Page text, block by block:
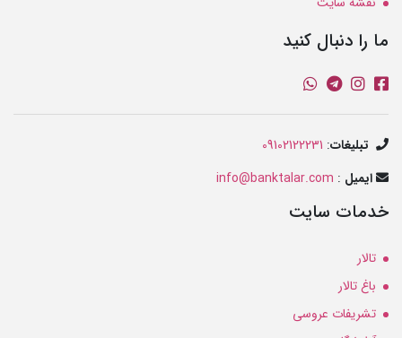
ما را دنبال کنید
تبلیغات:
09102122231
ایمیل :
info@banktalar.com
خدمات سایت
تالار
باغ تالار
تشریفات عروسی